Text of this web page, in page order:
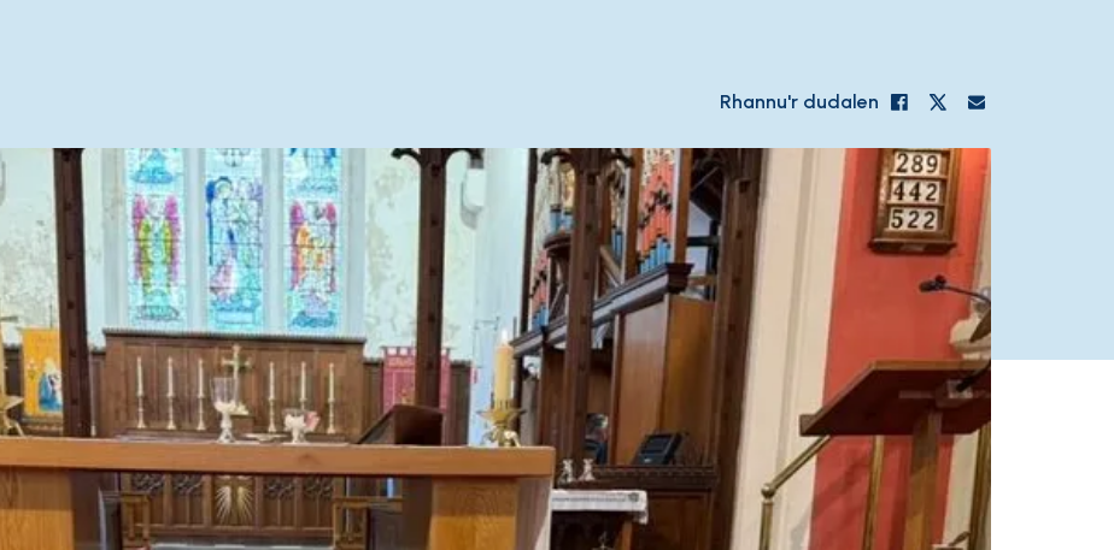
Rhannu'r dudalen